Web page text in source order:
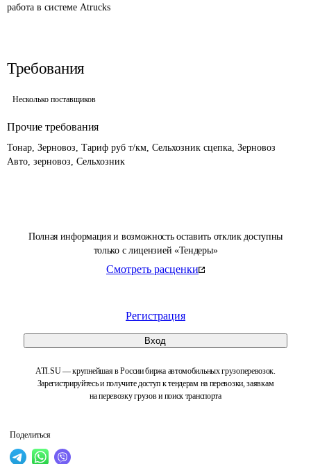
Полная информация и возможность оставить отклик доступны
только с лицензией «Тендеры»
Смотреть расценки
Регистрация
Вход
ATI.SU — крупнейшая в России биржа автомобильных грузоперевозок.
Зарегистрируйтесь и получите доступ к тендерам на перевозки, заявкам
на перевозку грузов и поиск транспорта
Поделиться
работа в системе Atrucks
Требования
Несколько поставщиков
Прочие требования
Тонар, Зерновоз, Тариф руб т/км, Сельхозник сцепка, Зерновоз
Авто, зерновоз, Сельхозник